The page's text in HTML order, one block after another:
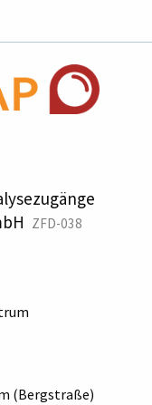
ZFD-038
(Bergstraße)